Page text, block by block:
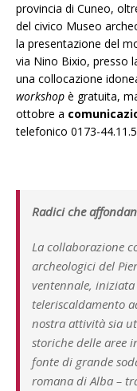
provincia di Cuneo,
del civico Museo
la presentazione del
via Nino Bixio, presso
una collocazione
workshop è gratuita,
ottobre a
telefonico 0173-
Radici che
La collaborazione
archeologici del
ventennale,
teleriscaldamento
nostra attività sia
storiche delle aree
fonte di grande
romana di Alba –